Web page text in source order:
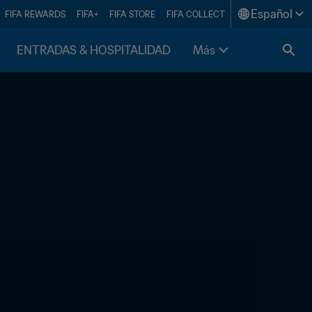
FIFA REWARDS FIFA+ FIFA STORE FIFA COLLECT Español
ENTRADAS & HOSPITALIDAD Más